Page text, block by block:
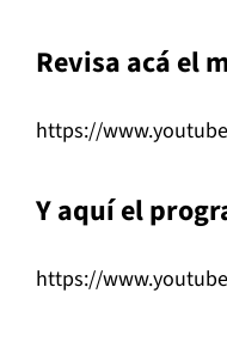
Revisa acá el
https://
Y aquí el
https://